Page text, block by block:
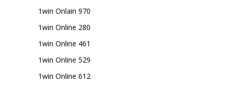
1win Onlain 970
1win Online 280
1win Online 461
1win Online 529
1win Online 612